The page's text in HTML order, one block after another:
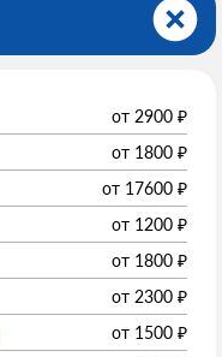
от 2900 ₽
от 1800 ₽
от 17600 ₽
от 1200 ₽
от 1800 ₽
от 2300 ₽
от 1500 ₽